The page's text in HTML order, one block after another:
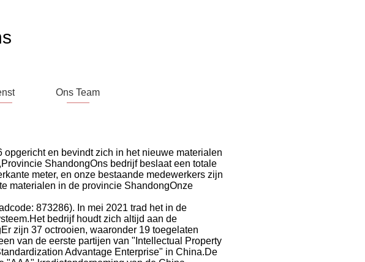
Ons Team
en bevindt zich in het nieuwe materialen
ShandongOns bedrijf beslaat een totale
meter, en onze bestaande medewerkers zijn
materialen in de provincie ShandongOnze
873286). In mei 2021 trad het in de
bedrijf houdt zich altijd aan de
zijn 37 octrooien, waaronder 19 toegelaten
van de eerste partijen van "Intellectual Property
Advantage Enterprise" in China.De